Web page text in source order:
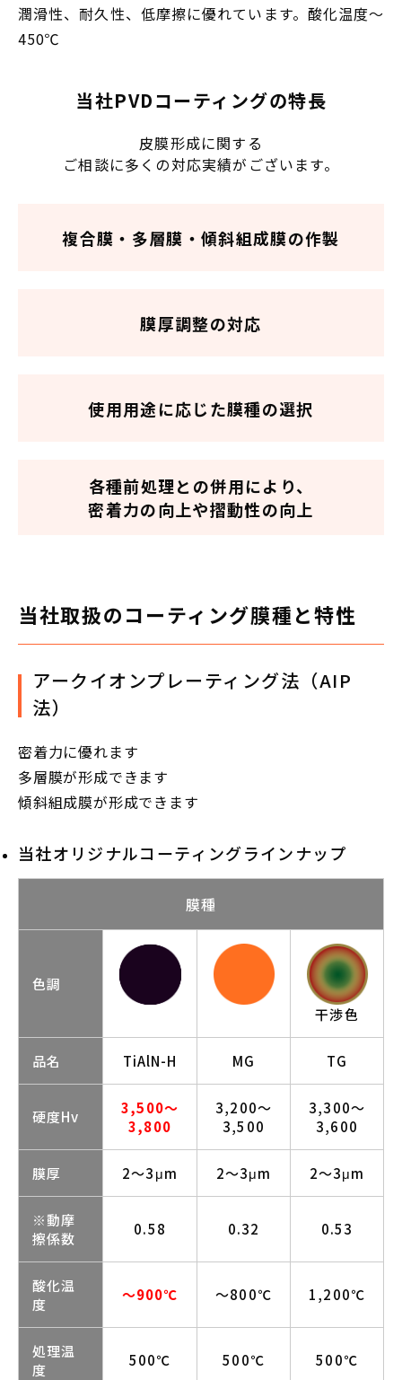
潤滑性、耐久性、低摩擦に優れています。酸化温度～
450℃
当社PVDコーティングの特長
皮膜形成に関する
ご相談に多くの対応実績がございます。
複合膜・多層膜・傾斜組成膜の作製
膜厚調整の対応
使用用途に応じた膜種の選択
各種前処理との併用により、
密着力の向上や摺動性の向上
当社取扱のコーティング膜種と特性
アークイオンプレーティング法（AIP
法）
密着力に優れます
多層膜が形成できます
傾斜組成膜が形成できます
当社オリジナルコーティングラインナップ
膜種
色調
干渉色
品名 TiAlN-H MG TG
硬度Hv
3,500～
3,800
3,200～
3,500
3,300～
3,600
膜厚 2～3μm 2～3μm 2～3μm
※動摩
擦係数
0.58 0.32 0.53
酸化温
度
～900℃ ～800℃ 1,200℃
処理温
度
500℃ 500℃ 500℃